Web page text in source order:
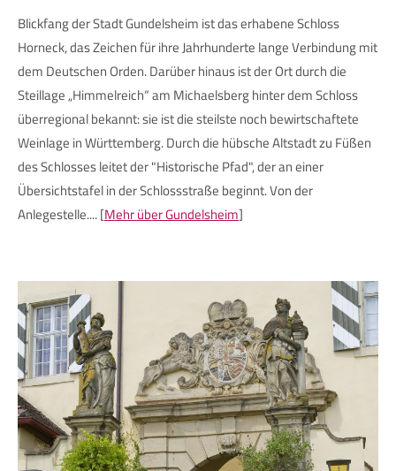
Blickfang der Stadt Gundelsheim ist das erhabene Schloss
Horneck, das Zeichen für ihre Jahrhunderte lange Verbindung mit
dem Deutschen Orden. Darüber hinaus ist der Ort durch die
Steillage „Himmelreich“ am Michaelsberg hinter dem Schloss
überregional bekannt: sie ist die steilste noch bewirtschaftete
Weinlage in Württemberg. Durch die hübsche Altstadt zu Füßen
des Schlosses leitet der "Historische Pfad", der an einer
Übersichtstafel in der Schlossstraße beginnt. Von der
Anlegestelle.... [Mehr über Gundelsheim]